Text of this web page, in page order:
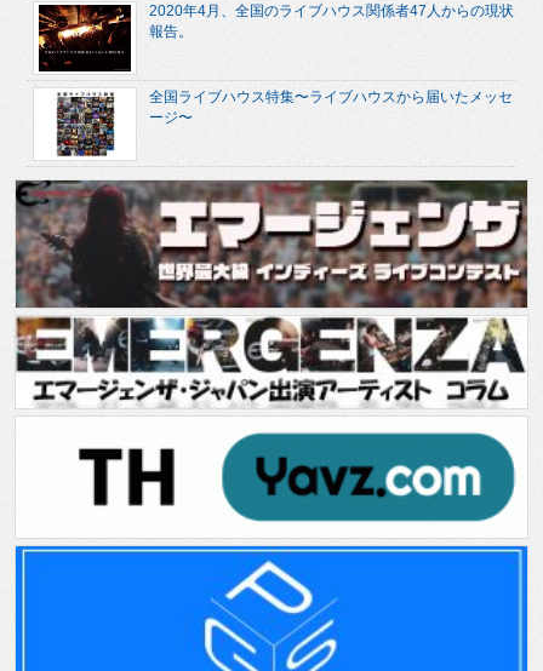
2020年4月、全国のライブハウス関係者47人からの現状
報告。
全国ライブハウス特集〜ライブハウスから届いたメッセ
ージ〜